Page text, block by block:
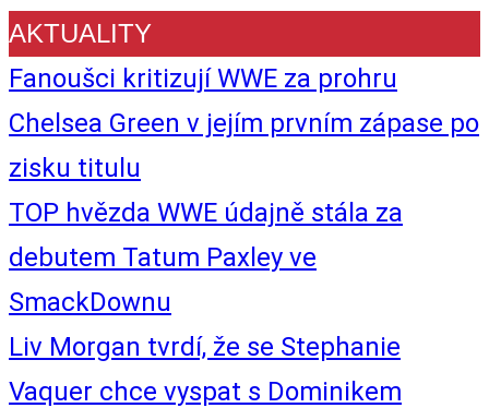
AKTUALITY
Fanoušci kritizují WWE za prohru
Chelsea Green v jejím prvním zápase po
zisku titulu
TOP hvězda WWE údajně stála za
debutem Tatum Paxley ve
SmackDownu
Liv Morgan tvrdí, že se Stephanie
Vaquer chce vyspat s Dominikem